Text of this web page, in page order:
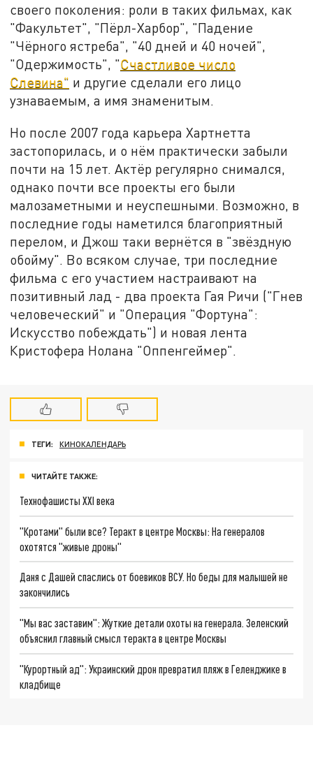
своего поколения: роли в таких фильмах, как
"Факультет", "Пёрл-Харбор", "Падение
"Чёрного ястреба", "40 дней и 40 ночей",
"Одержимость", "Счастливое число
Слевина" и другие сделали его лицо
узнаваемым, а имя знаменитым.
Но после 2007 года карьера Хартнетта
застопорилась, и о нём практически забыли
почти на 15 лет. Актёр регулярно снимался,
однако почти все проекты его были
малозаметными и неуспешными. Возможно, в
последние годы наметился благоприятный
перелом, и Джош таки вернётся в "звёздную
обойму". Во всяком случае, три последние
фильма с его участием настраивают на
позитивный лад - два проекта Гая Ричи ("Гнев
человеческий" и "Операция "Фортуна":
Искусство побеждать") и новая лента
Кристофера Нолана "Оппенгеймер".
ТЕГИ: КИНОКАЛЕНДАРЬ
ЧИТАЙТЕ ТАКЖЕ:
Технофашисты XXI века
"Кротами" были все? Теракт в центре Москвы: На генералов
охотятся "живые дроны"
Даня с Дашей спаслись от боевиков ВСУ. Но беды для малышей не
закончились
"Мы вас заставим": Жуткие детали охоты на генерала. Зеленский
объяснил главный смысл теракта в центре Москвы
"Курортный ад": Украинский дрон превратил пляж в Геленджике в
кладбище